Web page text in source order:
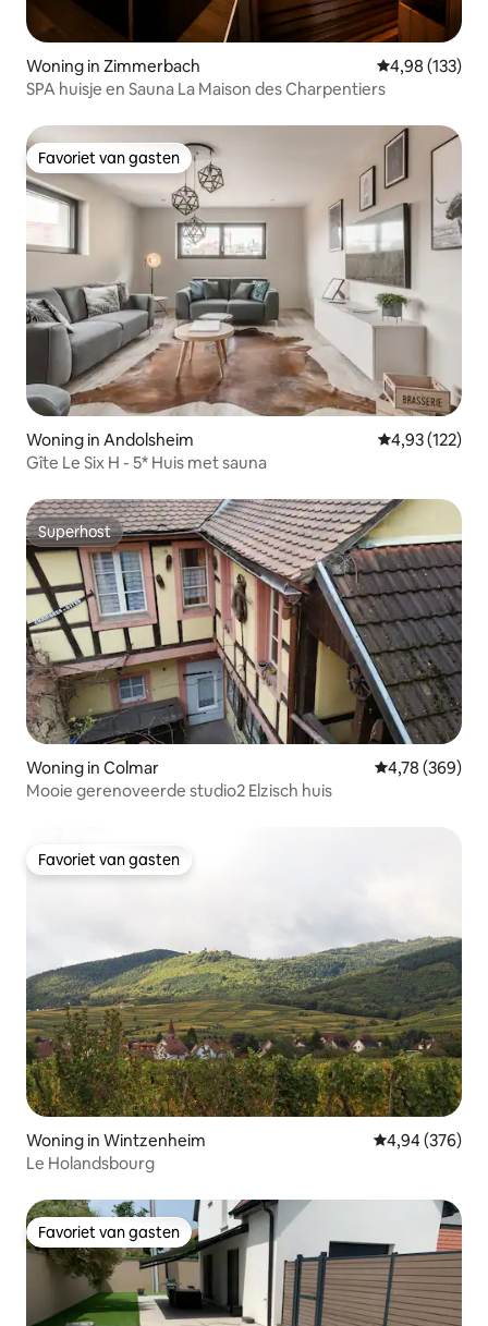
Woning in Zimmerbach Gemiddelde
4,98 (133)
SPA huisje en Sauna La Maison des Charpentiers
Favoriet van gasten
Favoriet van gasten
Woning in Andolsheim Gemiddelde
4,93 (122)
Gîte Le Six H - 5* Huis met sauna
Superhost
Superhost
Woning in Colmar Gemiddelde
4,78 (369)
Mooie gerenoveerde studio2 Elzisch huis
Favoriet van gasten
Favoriet van gasten
Woning in Wintzenheim Gemiddelde
4,94 (376)
Le Holandsbourg
Favoriet van gasten
Favoriet van gasten